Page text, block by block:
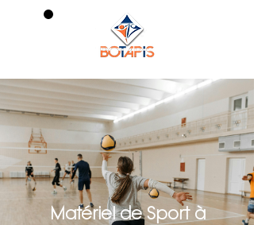
Matériel de Sport à